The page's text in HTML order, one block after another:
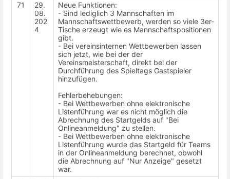
71
29.
08.
202
4
Neue Funktionen:
- Sind lediglich 3 Mannschaften im
Mannschaftswettbewerb, werden so viele 3er-
Tische erzeugt wie es Mannschaftspositionen
gibt.
- Bei vereinsinternen Wettbewerben lassen
sich jetzt, wie bei der der
Vereinsmeisterschaft, direkt bei der
Durchführung des Spieltags Gastspieler
hinzufügen.
Fehlerbehebungen:
- Bei Wettbewerben ohne elektronische
Listenführung war es nicht möglich die
Abrechnung des Startgelds auf "Bei
Onlineanmeldung" zu stellen.
- Bei Wettbewerben ohne elektronische
Listenführung wurde das Startgeld für Teams
in der Onlineanmeldung berechnet, obwohl
die Abrechnung auf "Nur Anzeige" gesetzt
war.